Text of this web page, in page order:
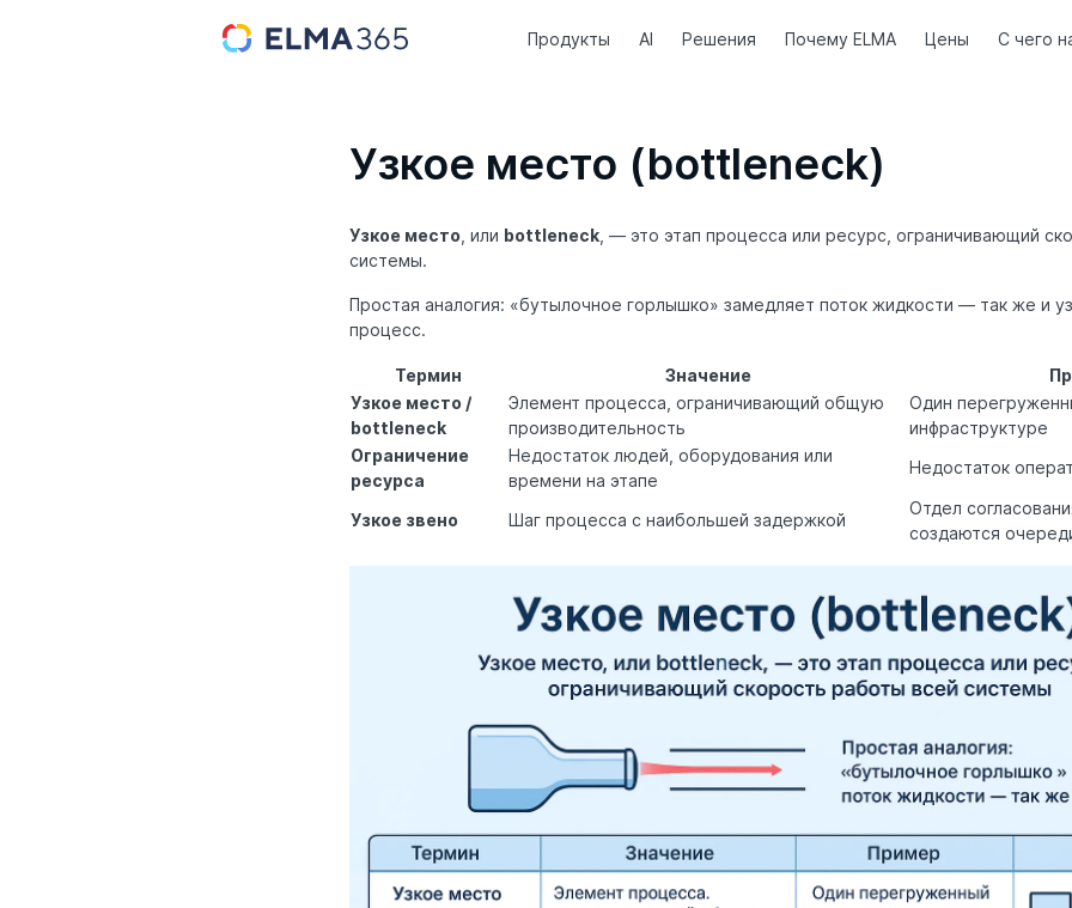
Продукты AI Решения Почему ELMA Цены С чего
Узкое место (bottleneck)
Узкое место , или bottleneck , — это этап процесса или ресурс, ограничивающий
системы.
Простая аналогия: «бутылочное горлышко» замедляет поток жидкости — так же и
процесс.
Термин Значение
Узкое место /
bottleneck
Элемент процесса, ограничивающий общую
производительность
Один
инфраструктуре
Ограничение
ресурса
Недостаток людей, оборудования или
времени на этапе
Недостаток
Узкое звено Шаг процесса с наибольшей задержкой
Отдел
создаются